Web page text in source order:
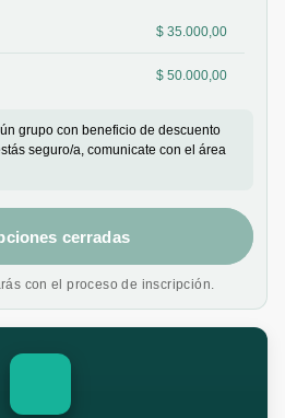
$ 35.000,00
$ 50.000,00
grupo con beneficio de descuento
seguro/a, comunicate con el área
cerradas
con el proceso de inscripción.